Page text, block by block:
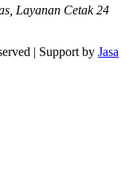
Layanan Cetak 24
| Support by Jasa